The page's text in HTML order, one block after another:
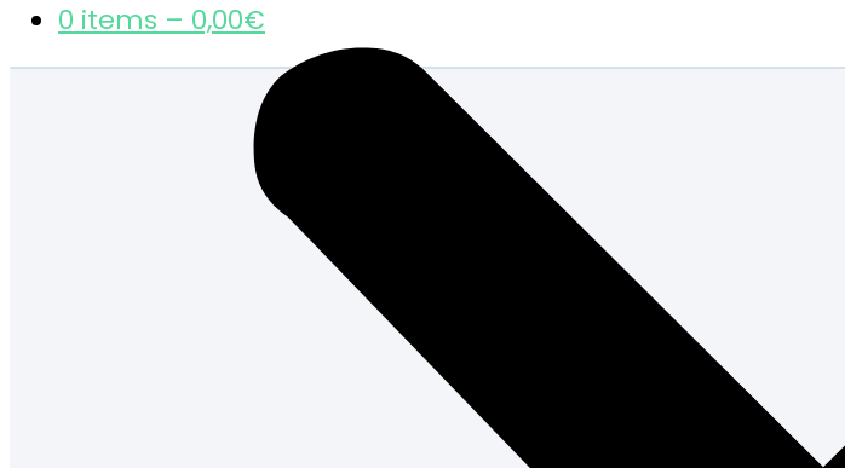
0 items – 0,00€